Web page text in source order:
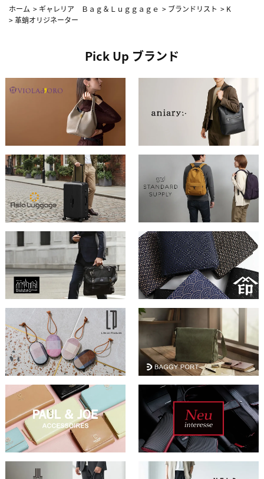
ホーム > ギャレリア Ｂａｇ＆Ｌｕｇｇａｇｅ > ブランドリスト > K
>革蛸オリジネーター
Pick Up ブランド